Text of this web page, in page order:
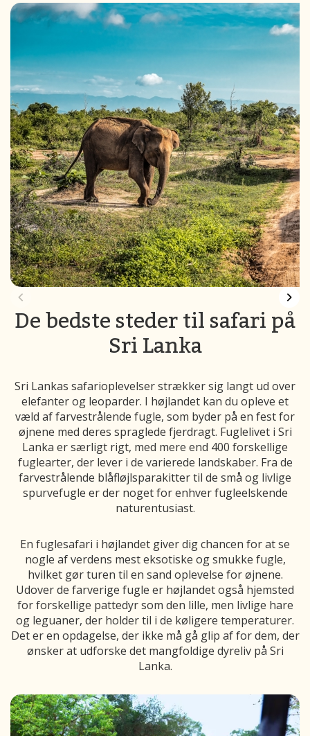
De bedste steder til safari på
Sri Lanka
Sri Lankas safarioplevelser strækker sig langt ud over
elefanter og leoparder. I højlandet kan du opleve et
væld af farvestrålende fugle, som byder på en fest for
øjnene med deres spraglede fjerdragt. Fuglelivet i Sri
Lanka er særligt rigt, med mere end 400 forskellige
fuglearter, der lever i de varierede landskaber. Fra de
farvestrålende blåfløjlsparakitter til de små og livlige
spurvefugle er der noget for enhver fugleelskende
naturentusiast.
En fuglesafari i højlandet giver dig chancen for at se
nogle af verdens mest eksotiske og smukke fugle,
hvilket gør turen til en sand oplevelse for øjnene.
Udover de farverige fugle er højlandet også hjemsted
for forskellige pattedyr som den lille, men livlige hare
og leguaner, der holder til i de køligere temperaturer.
Det er en opdagelse, der ikke må gå glip af for dem, der
ønsker at udforske det mangfoldige dyreliv på Sri
Lanka.